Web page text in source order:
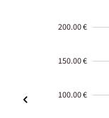
200.00 €
150.00 €
100.00 €